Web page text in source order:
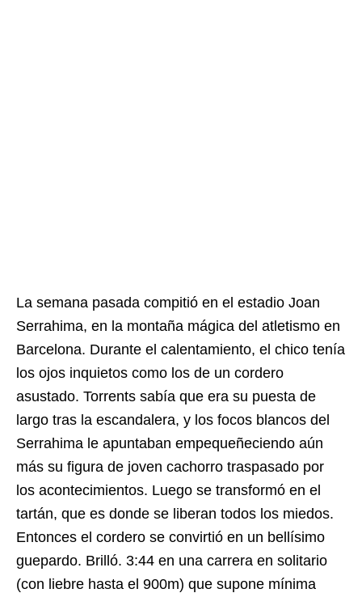
La semana pasada compitió en el estadio Joan
Serrahima, en la montaña mágica del atletismo en
Barcelona. Durante el calentamiento, el chico tenía
los ojos inquietos como los de un cordero
asustado. Torrents sabía que era su puesta de
largo tras la escandalera, y los focos blancos del
Serrahima le apuntaban empequeñeciendo aún
más su figura de joven cachorro traspasado por
los acontecimientos. Luego se transformó en el
tartán, que es donde se liberan todos los miedos.
Entonces el cordero se convirtió en un bellísimo
guepardo. Brilló. 3:44 en una carrera en solitario
(con liebre hasta el 900m) que supone mínima